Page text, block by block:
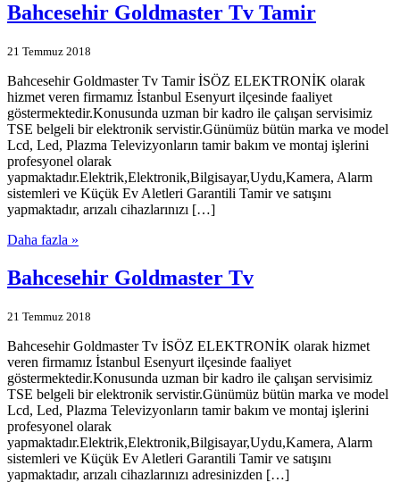
Bahcesehir Goldmaster Tv Tamir
21 Temmuz 2018
Bahcesehir Goldmaster Tv Tamir İSÖZ ELEKTRONİK olarak
hizmet veren firmamız İstanbul Esenyurt ilçesinde faaliyet
göstermektedir.Konusunda uzman bir kadro ile çalışan servisimiz
TSE belgeli bir elektronik servistir.Günümüz bütün marka ve model
Lcd, Led, Plazma Televizyonların tamir bakım ve montaj işlerini
profesyonel olarak
yapmaktadır.Elektrik,Elektronik,Bilgisayar,Uydu,Kamera, Alarm
sistemleri ve Küçük Ev Aletleri Garantili Tamir ve satışını
yapmaktadır, arızalı cihazlarınızı […]
Daha fazla »
Bahcesehir Goldmaster Tv
21 Temmuz 2018
Bahcesehir Goldmaster Tv İSÖZ ELEKTRONİK olarak hizmet
veren firmamız İstanbul Esenyurt ilçesinde faaliyet
göstermektedir.Konusunda uzman bir kadro ile çalışan servisimiz
TSE belgeli bir elektronik servistir.Günümüz bütün marka ve model
Lcd, Led, Plazma Televizyonların tamir bakım ve montaj işlerini
profesyonel olarak
yapmaktadır.Elektrik,Elektronik,Bilgisayar,Uydu,Kamera, Alarm
sistemleri ve Küçük Ev Aletleri Garantili Tamir ve satışını
yapmaktadır, arızalı cihazlarınızı adresinizden […]